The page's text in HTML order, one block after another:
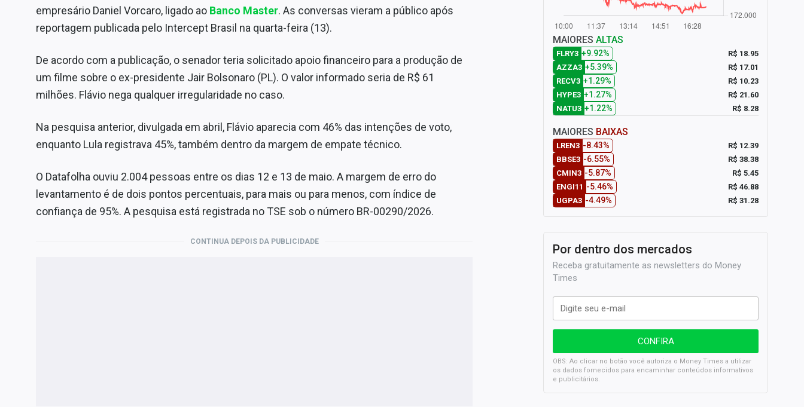
empresário Daniel Vorcaro, ligado ao Banco Master. As conversas vieram a público após
reportagem publicada pelo Intercept Brasil na quarta-feira (13).
De acordo com a publicação, o senador teria solicitado apoio financeiro para a produção de
um filme sobre o ex-presidente Jair Bolsonaro (PL). O valor informado seria de R$ 61
milhões. Flávio nega qualquer irregularidade no caso.
Na pesquisa anterior, divulgada em abril, Flávio aparecia com 46% das intenções de voto,
enquanto Lula registrava 45%, também dentro da margem de empate técnico.
O Datafolha ouviu 2.004 pessoas entre os dias 12 e 13 de maio. A margem de erro do
levantamento é de dois pontos percentuais, para mais ou para menos, com índice de
confiança de 95%. A pesquisa está registrada no TSE sob o número BR-00290/2026.
CONTINUA DEPOIS DA PUBLICIDADE
MAIORES ALTAS
FLRY3 +9.92%
R$ 18.95
AZZA3 +5.39%
R$ 17.01
RECV3 +1.29%
R$ 10.23
HYPE3 +1.27%
R$ 21.60
NATU3 +1.22% R$ 8.28
MAIORES BAIXAS
LREN3 -8.43%
R$ 12.39
BBSE3 -6.55%
R$ 38.38
CMIN3 -5.87%
R$ 5.45
ENGI11 -5.46%
R$ 46.88
UGPA3 -4.49% R$ 31.28
Por dentro dos mercados
Receba gratuitamente as newsletters do Money
Times
OBS: Ao clicar no botão você autoriza o Money Times a utilizar
os dados fornecidos para encaminhar conteúdos informativos
e publicitários.
SELIC em 14%: A repercussão da decisão sobre os JUROS